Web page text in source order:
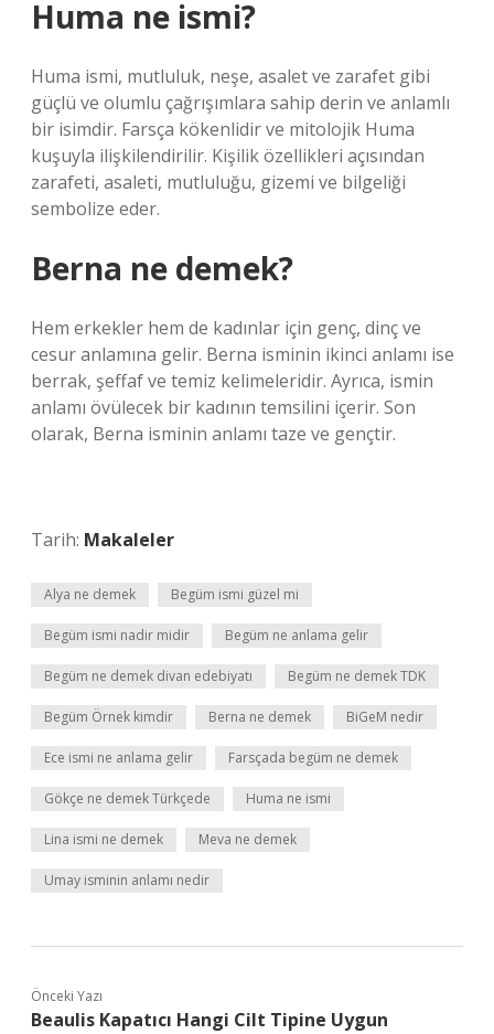
Huma ne ismi?
Huma ismi, mutluluk, neşe, asalet ve zarafet gibi
güçlü ve olumlu çağrışımlara sahip derin ve anlamlı
bir isimdir. Farsça kökenlidir ve mitolojik Huma
kuşuyla ilişkilendirilir. Kişilik özellikleri açısından
zarafeti, asaleti, mutluluğu, gizemi ve bilgeliği
sembolize eder.
Berna ne demek?
Hem erkekler hem de kadınlar için genç, dinç ve
cesur anlamına gelir. Berna isminin ikinci anlamı ise
berrak, şeffaf ve temiz kelimeleridir. Ayrıca, ismin
anlamı övülecek bir kadının temsilini içerir. Son
olarak, Berna isminin anlamı taze ve gençtir.
Tarih: Makaleler
Alya ne demek Begüm ismi güzel mi
Begüm ismi nadir midir Begüm ne anlama gelir
Begüm ne demek divan edebiyatı Begüm ne demek TDK
Begüm Örnek kimdir Berna ne demek BiGeM nedir
Ece ismi ne anlama gelir Farsçada begüm ne demek
Gökçe ne demek Türkçede Huma ne ismi
Lina ismi ne demek Meva ne demek
Umay isminin anlamı nedir
Önceki Yazı
Beaulis Kapatıcı Hangi Cilt Tipine Uygun